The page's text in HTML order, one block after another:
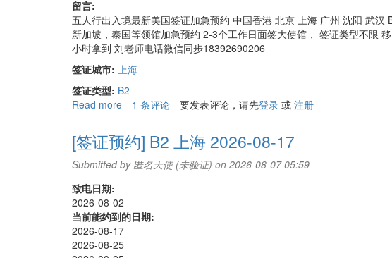
留言:
五人行出入境最新美国签证加急预约 中国香港 北京 上海 广州 沈阳 武
新加坡，泰国等领馆加急预约 2-3个工作日面签大使馆， 签证类型不限
小时拿到 刘老师电话微信同步18392690206
签证城市: 上海
签证类型: B2
Read more about
证
预
约]
B2
海
2026-
08-
21
1 条评论 要发表评论，请先登录 或 注册
[签证预约] B2 上海 2026-08-17
Submitted by 匿名天使 (未验证) on 2026-08-07 05:59
致电日期:
2026-08-02
当前能约到的日期:
2026-08-17
2026-08-25